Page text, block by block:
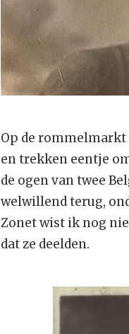
Op de
en trekken eentje
de ogen van twee
welwillend terug,
Zonet wist ik nog
dat ze deelden.